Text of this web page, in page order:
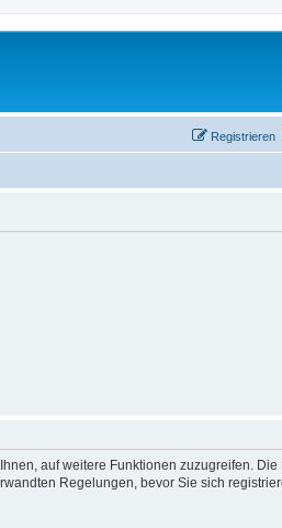
Registrieren
auf weitere Funktionen zuzugreifen. Die
Regelungen, bevor Sie sich